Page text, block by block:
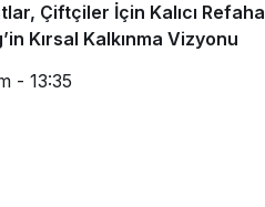
Çiftçiler İçin Kalıcı Refaha
Kırsal Kalkınma Vizyonu
- 13:35